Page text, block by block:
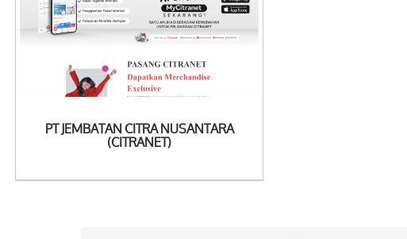
See Detail
PT JEMBATAN CITRA NUSANTARA
(CITRANET)